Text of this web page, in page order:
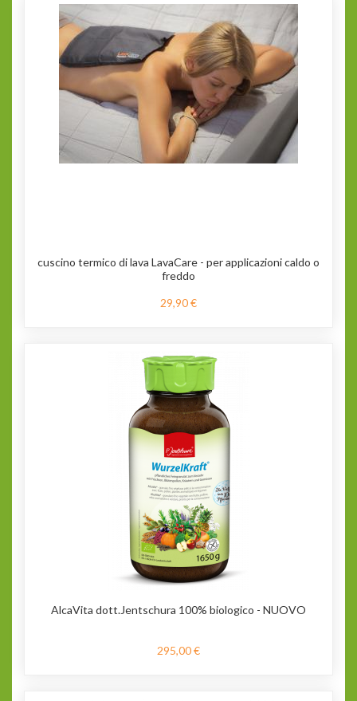
cuscino termico di lava LavaCare - per applicazioni caldo o
freddo
29,90 €
AlcaVita dott.Jentschura 100% biologico - NUOVO
295,00 €